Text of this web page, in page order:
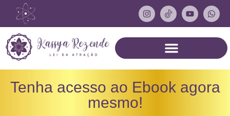
Tenha acesso ao Ebook agora
mesmo!